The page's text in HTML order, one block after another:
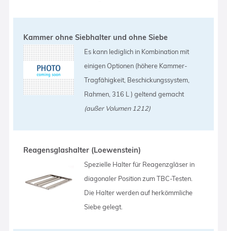
Kammer ohne Siebhalter und ohne Siebe
Es kann lediglich in Kombination mit
einigen Optionen (höhere Kammer-
Tragfähigkeit, Beschickungssystem,
Rahmen, 316 L ) geltend gemacht
(außer Volumen 1212)
Reagensglashalter (Loewenstein)
Spezielle Halter für Reagenzgläser in
diagonaler Position zum TBC-Testen.
Die Halter werden auf herkömmliche
Siebe gelegt.